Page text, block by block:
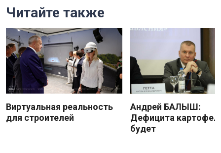
Читайте также
Виртуальная реальность
для строителей
Андрей БАЛЫШ:
Дефицита
будет